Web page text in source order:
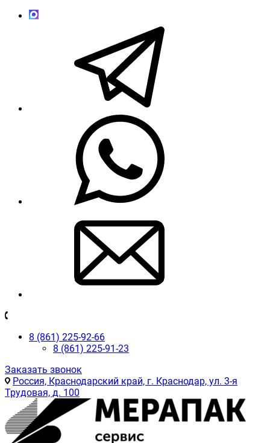
8 (861) 225-92-66
8 (861) 225-91-23
Заказать звонок
Россия, Краснодарский край, г. Краснодар, ул. 3-я
Трудовая, д. 100